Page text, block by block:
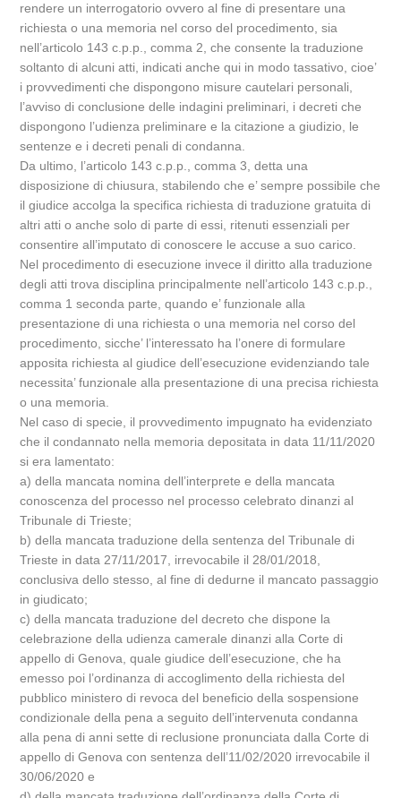
rendere un interrogatorio ovvero al fine di presentare una
richiesta o una memoria nel corso del procedimento, sia
nell’articolo 143 c.p.p., comma 2, che consente la traduzione
soltanto di alcuni atti, indicati anche qui in modo tassativo, cioe’
i provvedimenti che dispongono misure cautelari personali,
l’avviso di conclusione delle indagini preliminari, i decreti che
dispongono l’udienza preliminare e la citazione a giudizio, le
sentenze e i decreti penali di condanna.
Da ultimo, l’articolo 143 c.p.p., comma 3, detta una
disposizione di chiusura, stabilendo che e’ sempre possibile che
il giudice accolga la specifica richiesta di traduzione gratuita di
altri atti o anche solo di parte di essi, ritenuti essenziali per
consentire all’imputato di conoscere le accuse a suo carico.
Nel procedimento di esecuzione invece il diritto alla traduzione
degli atti trova disciplina principalmente nell’articolo 143 c.p.p.,
comma 1 seconda parte, quando e’ funzionale alla
presentazione di una richiesta o una memoria nel corso del
procedimento, sicche’ l’interessato ha l’onere di formulare
apposita richiesta al giudice dell’esecuzione evidenziando tale
necessita’ funzionale alla presentazione di una precisa richiesta
o una memoria.
Nel caso di specie, il provvedimento impugnato ha evidenziato
che il condannato nella memoria depositata in data 11/11/2020
si era lamentato:
a) della mancata nomina dell’interprete e della mancata
conoscenza del processo nel processo celebrato dinanzi al
Tribunale di Trieste;
b) della mancata traduzione della sentenza del Tribunale di
Trieste in data 27/11/2017, irrevocabile il 28/01/2018,
conclusiva dello stesso, al fine di dedurne il mancato passaggio
in giudicato;
c) della mancata traduzione del decreto che dispone la
celebrazione della udienza camerale dinanzi alla Corte di
appello di Genova, quale giudice dell’esecuzione, che ha
emesso poi l’ordinanza di accoglimento della richiesta del
pubblico ministero di revoca del beneficio della sospensione
condizionale della pena a seguito dell’intervenuta condanna
alla pena di anni sette di reclusione pronunciata dalla Corte di
appello di Genova con sentenza dell’11/02/2020 irrevocabile il
30/06/2020 e